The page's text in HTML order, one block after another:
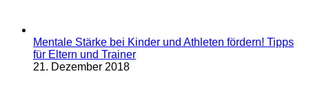
Mentale Stärke bei Kinder und Athleten fördern! Tipps
für Eltern und Trainer
21. Dezember 2018